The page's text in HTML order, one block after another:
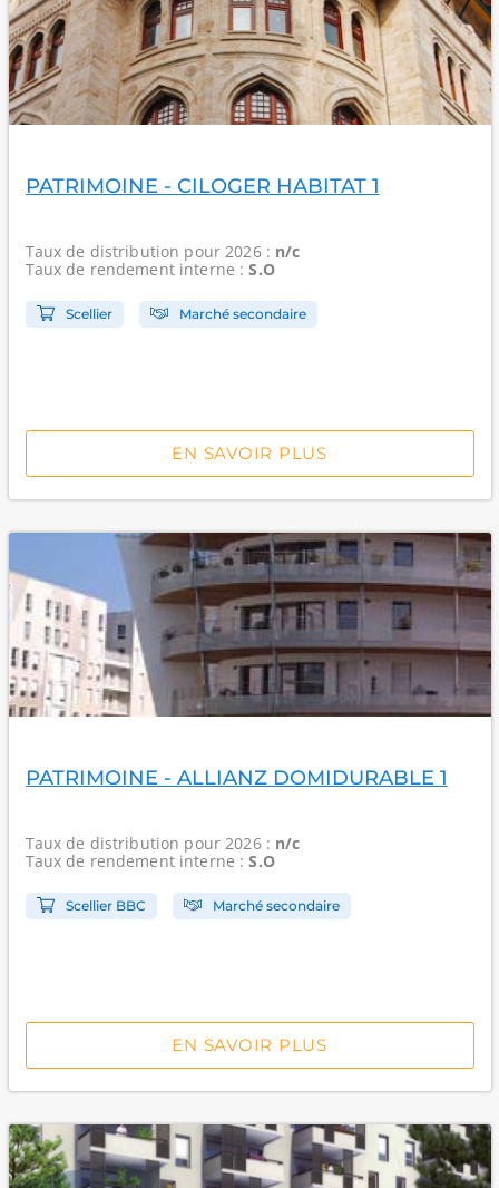
PATRIMOINE - CILOGER HABITAT 1
Taux de distribution pour 2026 : n/c
Taux de rendement interne :S.O
Scellier Marché secondaire
EN SAVOIR PLUS
PATRIMOINE - ALLIANZ DOMIDURABLE 1
Taux de distribution pour 2026 : n/c
Taux de rendement interne :S.O
Scellier BBC Marché secondaire
EN SAVOIR PLUS